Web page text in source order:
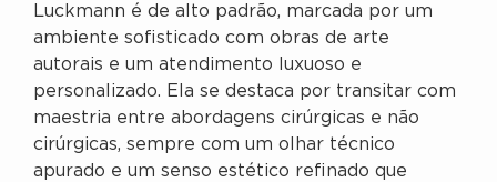
Luckmann é de alto padrão, marcada por um
ambiente sofisticado com obras de arte
autorais e um atendimento luxuoso e
personalizado. Ela se destaca por transitar com
maestria entre abordagens cirúrgicas e não
cirúrgicas, sempre com um olhar técnico
apurado e um senso estético refinado que